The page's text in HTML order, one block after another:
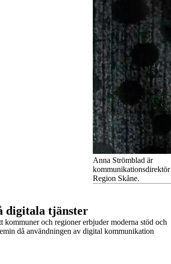
Anna Strömblad är
Region Skåne.
digitala tjänster
kommuner och regioner erbjuder moderna stöd och
då användningen av digital kommunikation